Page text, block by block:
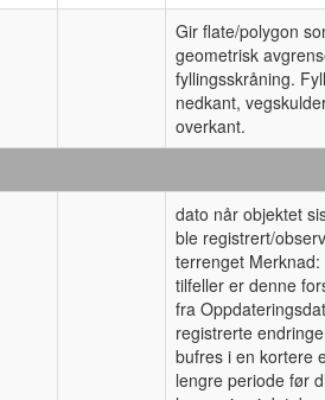
Gir flate/polygon
geometrisk
fyllingsskråning.
nedkant,
overkant.
dato når objektet
ble registrert/
terrenget
tilfeller er denne
fra
registrerte
bufres i en kortere
lengre periode før